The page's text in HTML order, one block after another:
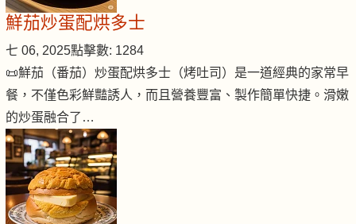
鮮茄炒蛋配烘多士
七 06, 2025點擊數: 1284
📜鮮茄（番茄）炒蛋配烘多士（烤吐司）是一道經典的家常早
餐，不僅色彩鮮豔誘人，而且營養豐富、製作簡單快捷。滑嫩
的炒蛋融合了…